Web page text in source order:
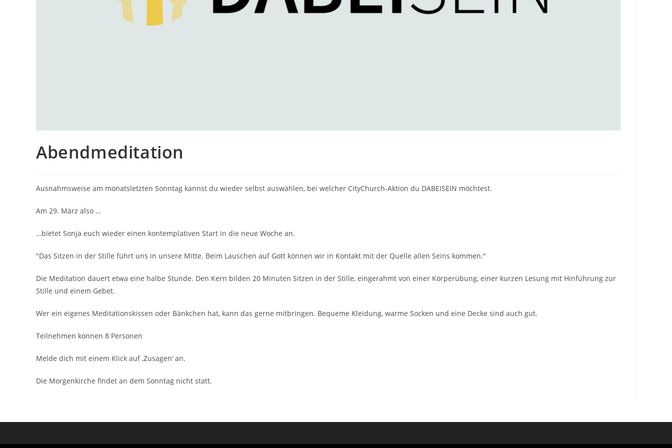
Abendmeditation
Ausnahmsweise am monatsletzten Sonntag kannst du wieder selbst auswählen, bei welcher CityChurch-Aktion du DABEISEIN möchtest.
Am 29. März also …
…bietet Sonja euch wieder einen kontemplativen Start in die neue Woche an.
"Das Sitzen in der Stille führt uns in unsere Mitte. Beim Lauschen auf Gott können wir in Kontakt mit der Quelle allen Seins kommen."
Die Meditation dauert etwa eine halbe Stunde. Den Kern bilden 20 Minuten Sitzen in der Stille, eingerahmt von einer Körperübung, einer kurzen Lesung mit Hinführung zur
Stille und einem Gebet.
Wer ein eigenes Meditationskissen oder Bänkchen hat, kann das gerne mitbringen. Bequeme Kleidung, warme Socken und eine Decke sind auch gut.
Teilnehmen können 8 Personen
Melde dich mit einem Klick auf ‚Zusagen‘ an.
Die Morgenkirche findet an dem Sonntag nicht statt.